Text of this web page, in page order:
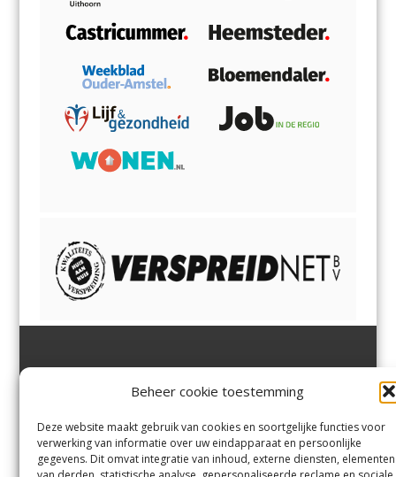
Beheer cookie toestemming
Deze website maakt gebruik van cookies en soortgelijke functies voor
verwerking van informatie over uw eindapparaat en persoonlijke
gegevens. Dit omvat integratie van inhoud, externe diensten, elementen
Margadantstraat 34
0255-533900
info@jutter.nlofinfo@hofgee
st.nl
Velserbroek,Velsen-Zuid,
Zuid,Driehuisen
Spaarnwoude.